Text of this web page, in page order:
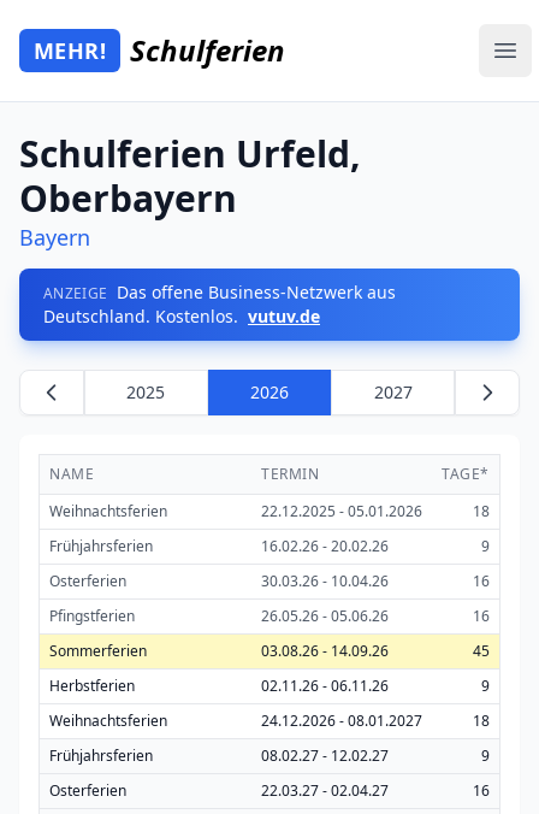
Zum Hauptinhalt springen
Mehr Schulferien
MEHR! Schulferien
Schulferien Urfeld,
Oberbayern
Bayern
ANZEIGE Das offene Business-Netzwerk aus
Deutschland. Kostenlos. vutuv.de
2025 2026 2027
NAME TERMIN
TAGE*
Weihnachtsferien
22.12.2025 - 05.01.2026
18
Frühjahrsferien
16.02.26 - 20.02.26
9
Osterferien
30.03.26 - 10.04.26
16
Pfingstferien
26.05.26 - 05.06.26
16
Sommerferien
03.08.26 - 14.09.26
45
Herbstferien
02.11.26 - 06.11.26
9
Weihnachtsferien
24.12.2026 - 08.01.2027
18
Frühjahrsferien
08.02.27 - 12.02.27
9
Osterferien
22.03.27 - 02.04.27
16